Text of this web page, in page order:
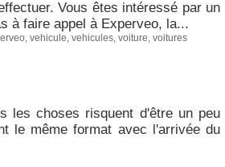
Vous êtes intéressé par un
à faire appel à Experveo, la...
, vehicule, vehicules, voiture, voitures
les choses risquent d'être un peu
le même format avec l'arrivée du